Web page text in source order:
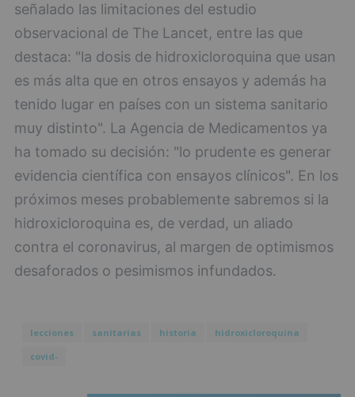
señalado las limitaciones del estudio
observacional de The Lancet, entre las que
destaca: "la dosis de hidroxicloroquina que usan
es más alta que en otros ensayos y además ha
tenido lugar en países con un sistema sanitario
muy distinto". La Agencia de Medicamentos ya
ha tomado su decisión: "lo prudente es generar
evidencia científica con ensayos clínicos". En los
próximos meses probablemente sabremos si la
hidroxicloroquina es, de verdad, un aliado
contra el coronavirus, al margen de optimismos
desaforados o pesimismos infundados.
lecciones sanitarias historia
hidroxicloroquina
covid-